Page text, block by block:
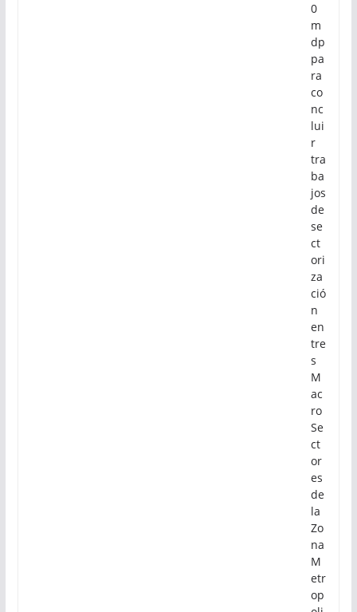
0
m
dp
pa
ra
co
nc
lui
r
tra
ba
jos
de
se
ct
ori
za
ció
n
en
tre
s
M
ac
ro
Se
ct
or
es
de
la
Zo
na
M
etr
op